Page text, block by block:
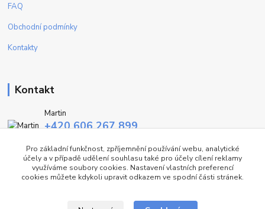
FAQ
Obchodní podmínky
Kontakty
Kontakt
Martin
+420 606 267 899
info@fashiontrend.cz
Pro základní funkčnost, zpříjemnění používání webu, analytické
účely a v případě udělení souhlasu také pro účely cílení reklamy
využíváme soubory cookies. Nastavení vlastních preferencí
cookies můžete kdykoli upravit odkazem ve spodní části stránek.